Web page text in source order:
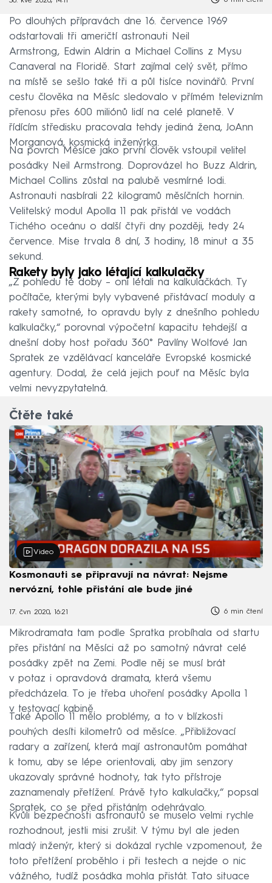
Po dlouhých přípravách dne 16. července 1969
odstartovali tři američtí astronauti Neil
Armstrong, Edwin Aldrin a Michael Collins z Mysu
Canaveral na Floridě. Start zajímal celý svět, přímo
na místě se sešlo také tři a půl tisíce novinářů. První
cestu člověka na Měsíc sledovalo v přímém televizním
přenosu přes 600 miliónů lidí na celé planetě. V
řídícím středisku pracovala tehdy jediná žena, JoAnn
Morganová, kosmická inženýrka.
Na povrch Měsíce jako první člověk vstoupil velitel
posádky Neil Armstrong. Doprovázel ho Buzz Aldrin,
Michael Collins zůstal na palubě vesmírné lodi.
Astronauti nasbírali 22 kilogramů měsíčních hornin.
Velitelský modul Apolla 11 pak přistál ve vodách
Tichého oceánu o další čtyři dny později, tedy 24
července. Mise trvala 8 dní, 3 hodiny, 18 minut a 35
sekund.
Rakety byly jako létající kalkulačky
„Z pohledu té doby – oni létali na kalkulačkách. Ty
počítače, kterými byly vybavené přistávací moduly a
rakety samotné, to opravdu byly z dnešního pohledu
kalkulačky,“ porovnal výpočetní kapacitu tehdejší a
dnešní doby host pořadu 360° Pavlíny Wolfové Jan
Spratek ze vzdělávací kanceláře Evropské kosmické
agentury. Dodal, že celá jejich pouť na Měsíc byla
velmi nevyzpytatelná.
Čtěte také
Video
Kosmonauti se připravují na návrat: Nejsme
nervózní, tohle přistání ale bude jiné
17. čvn 2020, 16:21 6 min čtení
Mikrodramata tam podle Spratka probíhala od startu
přes přistání na Měsíci až po samotný návrat celé
posádky zpět na Zemi. Podle něj se musí brát
v potaz i opravdová dramata, která všemu
předcházela. To je třeba uhoření posádky Apolla 1
v testovací kabině.
Také Apollo 11 mělo problémy, a to v blízkosti
pouhých desíti kilometrů od měsíce. „Přibližovací
radary a zařízení, která mají astronautům pomáhat
k tomu, aby se lépe orientovali, aby jim senzory
ukazovaly správné hodnoty, tak tyto přístroje
zaznamenaly přetížení. Právě tyto kalkulačky,“ popsal
Spratek, co se před přistáním odehrávalo.
Kvůli bezpečnosti astronautů se muselo velmi rychle
rozhodnout, jestli misi zrušit. V týmu byl ale jeden
mladý inženýr, který si dokázal rychle vzpomenout, že
toto přetížení proběhlo i při testech a nejde o nic
vážného, tudíž posádka mohla přistát. Tato situace